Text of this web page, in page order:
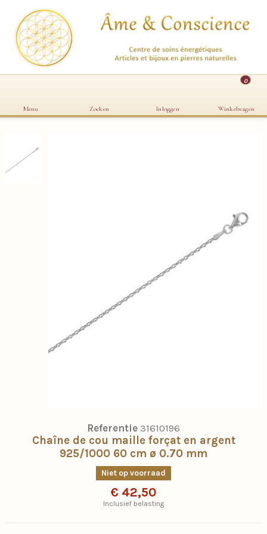
Menu Zoeken Inloggen
0
Winkelwagen
Referentie 31610196
Chaîne de cou maille forçat en argent
925/1000 60 cm ø 0.70 mm
Niet op voorraad
€ 42,50
Inclusief belasting